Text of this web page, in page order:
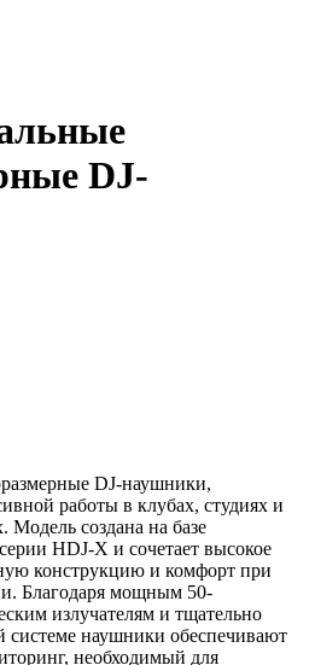
DJ-
DJ-наушники,
работы в клубах, студиях и
создана на базе
HDJ-X и сочетает высокое
конструкцию и комфорт при
Благодаря мощным 50-
излучателям и тщательно
системе наушники обеспечивают
необходимый для